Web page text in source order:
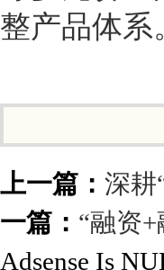
整产品体系
上一篇： 深耕
一篇： “融资
Adsense Is